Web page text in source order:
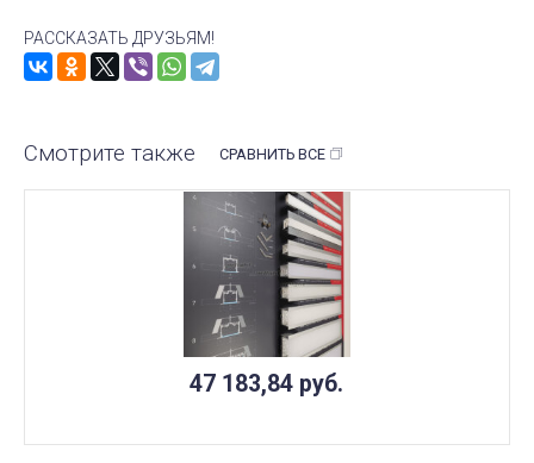
РАССКАЗАТЬ ДРУЗЬЯМ!
Смотрите также СРАВНИТЬ ВСЕ
47 183,84 руб.